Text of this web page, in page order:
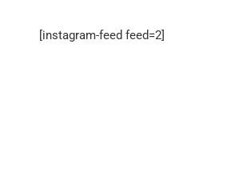
[instagram-feed feed=2]